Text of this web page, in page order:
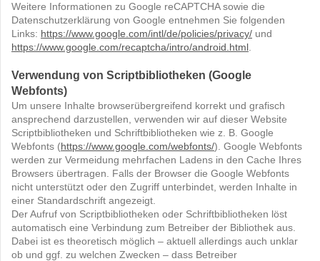
Weitere Informationen zu Google reCAPTCHA sowie die
Datenschutzerklärung von Google entnehmen Sie folgenden
Links: https://www.google.com/intl/de/policies/privacy/ und
https://www.google.com/recaptcha/intro/android.html
Verwendung von Scriptbibliotheken (Google
Webfonts)
Um unsere Inhalte browserübergreifend korrekt und grafisch
ansprechend darzustellen, verwenden wir auf dieser Website
Scriptbibliotheken und Schriftbibliotheken wie z. B. Google
Webfonts (https://www.google.com/webfonts/). Google Webfonts
werden zur Vermeidung mehrfachen Ladens in den Cache Ihres
Browsers übertragen. Falls der Browser die Google Webfonts
nicht unterstützt oder den Zugriff unterbindet, werden Inhalte in
einer Standardschrift angezeigt.
Der Aufruf von Scriptbibliotheken oder Schriftbibliotheken löst
automatisch eine Verbindung zum Betreiber der Bibliothek aus.
Dabei ist es theoretisch möglich – aktuell allerdings auch unklar
ob und ggf. zu welchen Zwecken – dass Betreiber